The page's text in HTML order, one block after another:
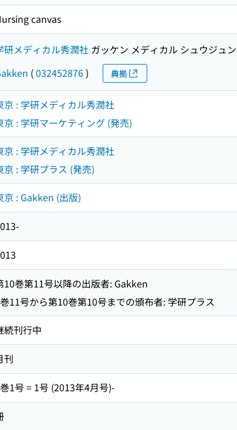
canvas
研メディカル秀潤社 ガッケン メディカル シュウジュ
(032452876) 典拠
京 : 学研メディカル秀潤社
京 : 学研マーケティング (発売)
京 : 学研メディカル秀潤社
京 : 学研プラス (発売)
京 : Gakken (出版)
10巻第11号以降の出版者: Gakken
11号から第10巻第10号までの頒布者: 学研プラス
続刊行中
刊
1号 = 1号 (2013年4月号)-